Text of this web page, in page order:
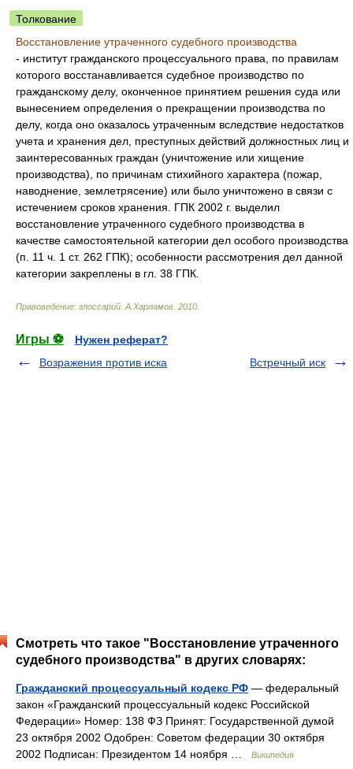
Толкование
Восстановление утраченного судебного производства
- институт гражданского процессуального права, по правилам
которого восстанавливается судебное производство по
гражданскому делу, оконченное принятием решения суда или
вынесением определения о прекращении производства по
делу, когда оно оказалось утраченным вследствие недостатков
учета и хранения дел, преступных действий должностных лиц и
заинтересованных граждан (уничтожение или хищение
производства), по причинам стихийного характера (пожар,
наводнение, землетрясение) или было уничтожено в связи с
истечением сроков хранения. ГПК 2002 г. выделил
восстановление утраченного судебного производства в
качестве самостоятельной категории дел особого производства
(п. 11 ч. 1 ст. 262 ГПК); особенности рассмотрения дел данной
категории закреплены в гл. 38 ГПК.
Правоведение: глоссарий А.Харламов 2010
Игры ⚽
Нужен реферат?
Возражения против иска
Встречный иск
Смотреть что такое "Восстановление утраченного
судебного производства" в других словарях:
Гражданский процессуальный кодекс РФ — федеральный
закон «Гражданский процессуальный кодекс Российской
Федерации» Номер: 138 ФЗ Принят: Государственной думой
23 октября 2002 Одобрен: Советом федерации 30 октября
2002 Подписан: Президентом 14 ноября …
Википедия